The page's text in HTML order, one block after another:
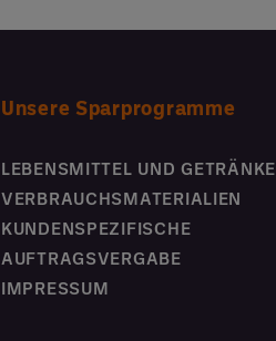
Unsere Sparprogramme
LEBENSMITTEL UND GETRÄNKE
VERBRAUCHSMATERIALIEN
KUNDENSPEZIFISCHE
AUFTRAGSVERGABE
IMPRESSUM